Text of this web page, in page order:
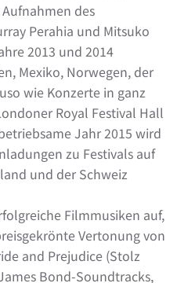
des
Perahia und Mitsuko
2013 und 2014
Mexiko, Norwegen, der
wie Konzerte in ganz
Royal Festival Hall
Jahr 2015 wird
zu Festivals auf
und der Schweiz
Filmmusiken auf,
Vertonung von
and Prejudice (Stolz
Bond-Soundtracks,